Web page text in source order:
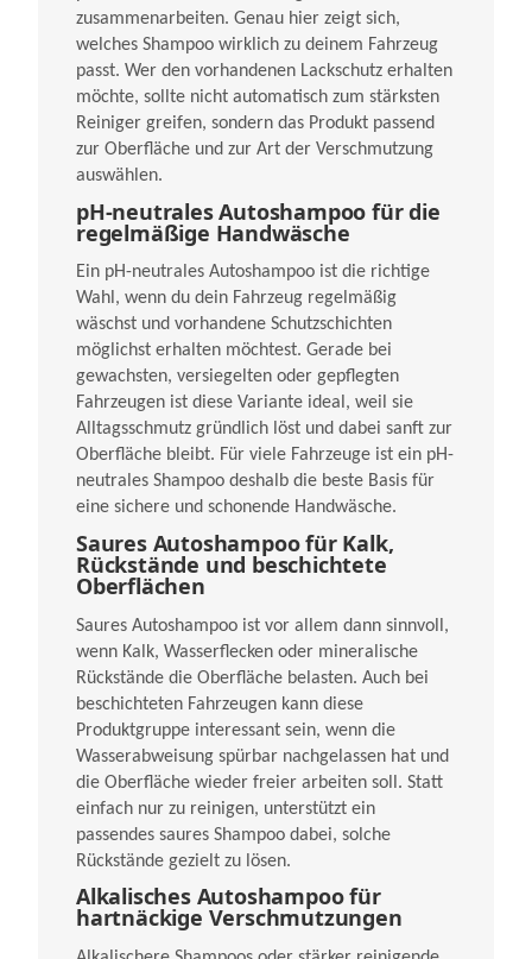
zusammenarbeiten. Genau hier zeigt sich,
welches Shampoo wirklich zu deinem Fahrzeug
passt. Wer den vorhandenen Lackschutz erhalten
möchte, sollte nicht automatisch zum stärksten
Reiniger greifen, sondern das Produkt passend
zur Oberfläche und zur Art der Verschmutzung
auswählen.
pH-neutrales Autoshampoo für die
regelmäßige Handwäsche
Ein pH-neutrales Autoshampoo ist die richtige
Wahl, wenn du dein Fahrzeug regelmäßig
wäschst und vorhandene Schutzschichten
möglichst erhalten möchtest. Gerade bei
gewachsten, versiegelten oder gepflegten
Fahrzeugen ist diese Variante ideal, weil sie
Alltagsschmutz gründlich löst und dabei sanft zur
Oberfläche bleibt. Für viele Fahrzeuge ist ein pH-
neutrales Shampoo deshalb die beste Basis für
eine sichere und schonende Handwäsche.
Saures Autoshampoo für Kalk,
Rückstände und beschichtete
Oberflächen
Saures Autoshampoo ist vor allem dann sinnvoll,
wenn Kalk, Wasserflecken oder mineralische
Rückstände die Oberfläche belasten. Auch bei
beschichteten Fahrzeugen kann diese
Produktgruppe interessant sein, wenn die
Wasserabweisung spürbar nachgelassen hat und
die Oberfläche wieder freier arbeiten soll. Statt
einfach nur zu reinigen, unterstützt ein
passendes saures Shampoo dabei, solche
Rückstände gezielt zu lösen.
Alkalisches Autoshampoo für
hartnäckige Verschmutzungen